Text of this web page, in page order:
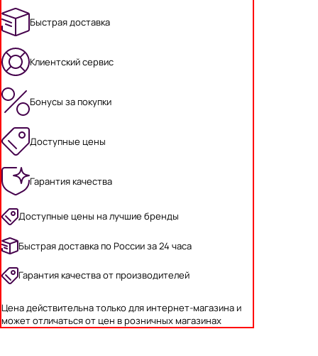
Быстрая доставка
Клиентский сервис
Бонусы за покупки
Доступные цены
Гарантия качества
Доступные цены на лучшие бренды
Быстрая доставка по России за 24 часа
Гарантия качества от производителей
Цена действительна только для интернет-магазина и
может отличаться от цен в розничных магазинах